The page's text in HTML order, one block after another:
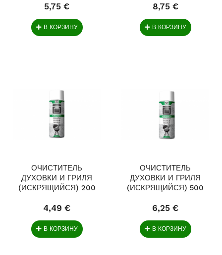
5,75 €
В КОРЗИНУ
8,75 €
В КОРЗИНУ
ОЧИСТИТЕЛЬ
ДУХОВКИ И ГРИЛЯ
(ИСКРЯЩИЙСЯ) 200
4,49 €
В КОРЗИНУ
ОЧИСТИТЕЛЬ
ДУХОВКИ И ГРИЛЯ
(ИСКРЯЩИЙСЯ) 500
6,25 €
В КОРЗИНУ